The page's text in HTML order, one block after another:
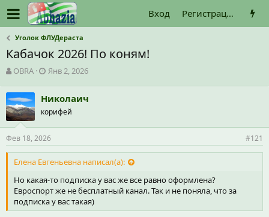
Вход Регистрация
Уголок ФЛУДераста
Кабачок 2026! По коням!
А
т
о
р
т
е
м
ы
OBRA
Д
а
н
ч
а
л
а
Янв 2, 2026
Николаич
корифей
Фев 18, 2026 #121
Елена Евгеньевна написал(а):
Но какая-то подписка у вас же все равно оформлена?
Евроспорт же не бесплатный канал. Так и не поняла, что за
подписка у вас такая)